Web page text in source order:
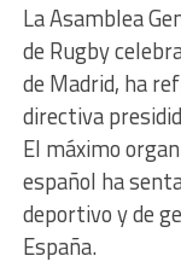
La Asamblea
de Rugby
de Madrid, ha
directiva
El máximo
español ha
deportivo y de
España.